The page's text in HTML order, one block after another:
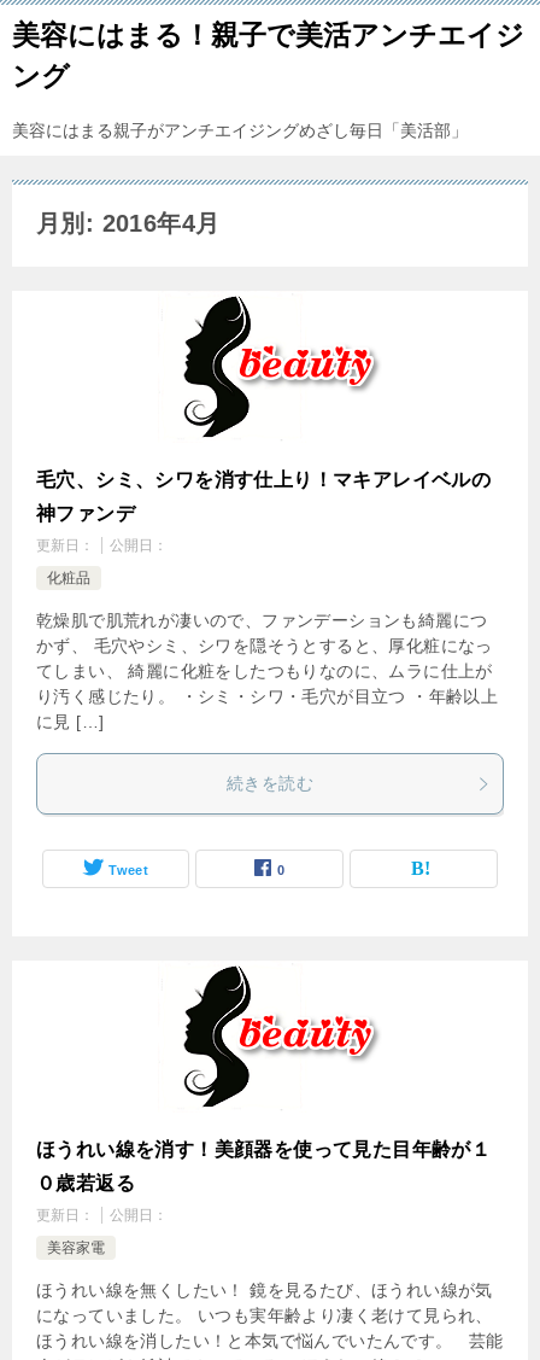
美容にはまる！親子で美活アンチエイジ
ング
美容にはまる親子がアンチエイジングめざし毎日「美活部」
月別: 2016年4月
毛穴、シミ、シワを消す仕上り！マキアレイベルの
神ファンデ
更新日：
公開日：
化粧品
乾燥肌で肌荒れが凄いので、ファンデーションも綺麗につ
かず、 毛穴やシミ、シワを隠そうとすると、厚化粧になっ
てしまい、 綺麗に化粧をしたつもりなのに、ムラに仕上が
り汚く感じたり。 ・シミ・シワ・毛穴が目立つ ・年齢以上
に見 […]
続きを読む
Tweet 0
ほうれい線を消す！美顔器を使って見た目年齢が１
０歳若返る
更新日：
公開日：
美容家電
ほうれい線を無くしたい！ 鏡を見るたび、ほうれい線が気
になっていました。 いつも実年齢より凄く老けて見られ、
ほうれい線を消したい！と本気で悩んでいたんです。 芸能